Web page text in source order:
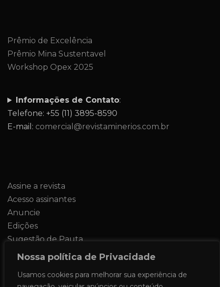
Nossa política de Privacidade
Usamos cookies para melhorar sua experiência de
Prêmio de Excelência
Prêmio Mina Sustentavel
Workshop Opex 2025
Informações de Contato:
Telefone: +55 (11) 3895-8590
E-mail: comercial@revistaminerios.com.br
Assine a revista
Acesso assinantes
Anuncie
Edições
Sugestão de Pauta
Contato